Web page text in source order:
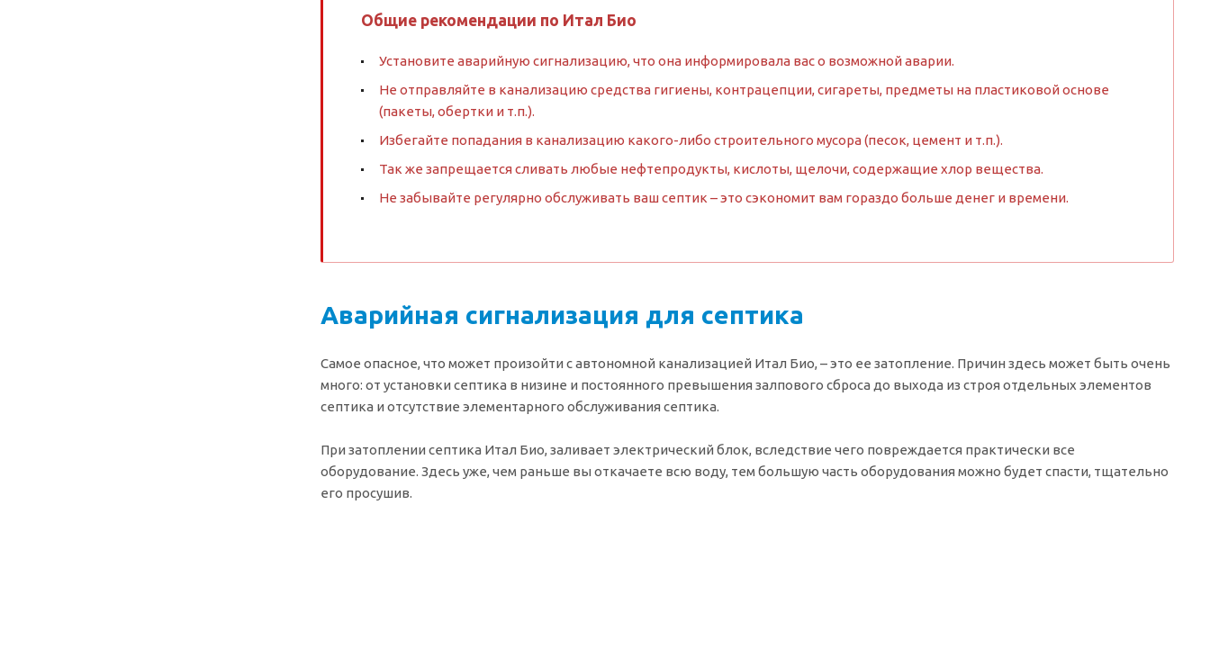
Общие рекомендации по Итал Био
Установите аварийную сигнализацию, что она информировала вас о возможной аварии.
Не отправляйте в канализацию средства гигиены, контрацепции, сигареты, предметы на пластиковой основе
(пакеты, обертки и т.п.).
Избегайте попадания в канализацию какого-либо строительного мусора (песок, цемент и т.п.).
Так же запрещается сливать любые нефтепродукты, кислоты, щелочи, содержащие хлор вещества.
Не забывайте регулярно обслуживать ваш септик – это сэкономит вам гораздо больше денег и времени.
Аварийная сигнализация для септика
Самое опасное, что может произойти с автономной канализацией Итал Био, – это ее затопление. Причин здесь может быть очень
много: от установки септика в низине и постоянного превышения залпового сброса до выхода из строя отдельных элементов
септика и отсутствие элементарного обслуживания септика.
При затоплении септика Итал Био, заливает электрический блок, вследствие чего повреждается практически все
оборудование. Здесь уже, чем раньше вы откачаете всю воду, тем большую часть оборудования можно будет спасти, тщательно
его просушив.